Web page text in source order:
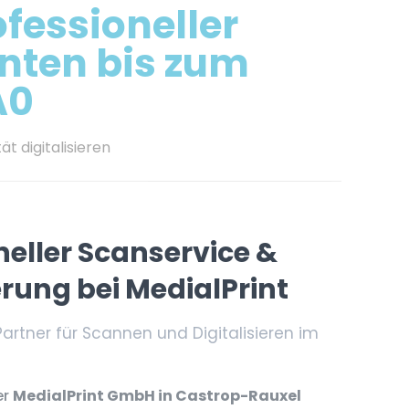
bis zum
digitalisieren
Scanservice &
bei MedialPrint
für Scannen und Digitalisieren im
MedialPrint GmbH in Castrop-Rauxel